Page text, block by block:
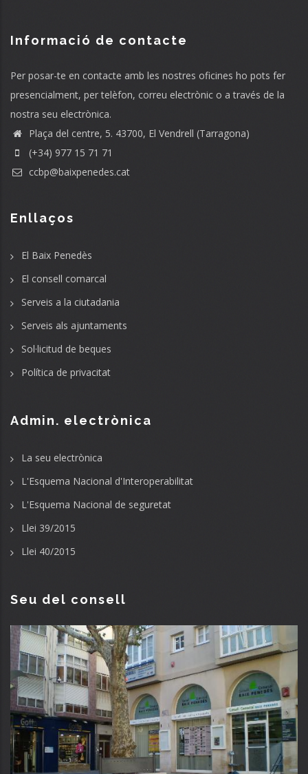
Informació de contacte
Per posar-te en contacte amb les nostres oficines ho pots fer
presencialment, per telèfon, correu electrònic o a través de la
nostra seu electrònica.
Plaça del centre, 5. 43700, El Vendrell (Tarragona)
(+34) 977 15 71 71
ccbp@baixpenedes.cat
Enllaços
El Baix Penedès
El consell comarcal
Serveis a la ciutadania
Serveis als ajuntaments
Sol·licitud de beques
Política de privacitat
Admin. electrònica
La seu electrònica
L'Esquema Nacional d'Interoperabilitat
L'Esquema Nacional de seguretat
Llei 39/2015
Llei 40/2015
Seu del consell